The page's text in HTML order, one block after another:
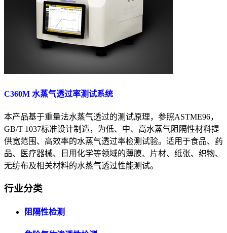
C360M 水蒸气透过率测试系统
本产品基于重量法水蒸气透过的测试原理，参照ASTME96，
GB/T 1037标准设计制造，为低、中、高水蒸气阻隔性材料提
供宽范围、高效率的水蒸气透过率检测试验。适用于食品、药
品、医疗器械、日用化学等领域的薄膜、片材、纸张、织物、
无纺布及相关材料的水蒸气透过性能测试。
行业分类
阻隔性检测